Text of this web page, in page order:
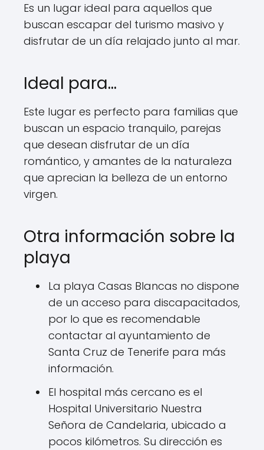
Es un lugar ideal para aquellos que
buscan escapar del turismo masivo y
disfrutar de un día relajado junto al mar.
Ideal para…
Este lugar es perfecto para familias que
buscan un espacio tranquilo, parejas
que desean disfrutar de un día
romántico, y amantes de la naturaleza
que aprecian la belleza de un entorno
virgen.
Otra información sobre la
playa
La playa Casas Blancas no dispone
de un acceso para discapacitados,
por lo que es recomendable
contactar al ayuntamiento de
Santa Cruz de Tenerife para más
información.
El hospital más cercano es el
Hospital Universitario Nuestra
Señora de Candelaria, ubicado a
pocos kilómetros. Su dirección es